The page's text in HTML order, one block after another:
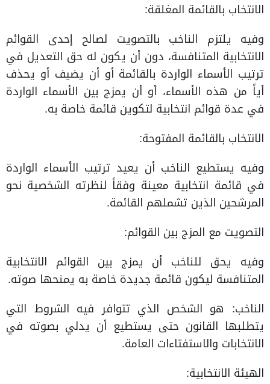
الانتخاب بالقائمة المغلقة:
وفيه يلتزم الناخب بالتصويت لصالح إحدى القوائم
الانتخابية المتنافسة، دون أن يكون له حق التعديل في
ترتيب الأسماء الواردة بالقائمة أو أن يضيف أو يحذف
أياً من هذه الأسماء، أو أن يمزج بين الأسماء الواردة
في عدة قوائم انتخابية لتكوين قائمة خاصة به.
الانتخاب بالقائمة المفتوحة:
وفيه يستطيع الناخب أن يعيد ترتيب الأسماء الواردة
في قائمة انتخابية معينة وفقاً لنظرته الشخصية نحو
المرشحين الذين تشملهم القائمة.
التصويت مع المزج بين القوائم:
وفيه يحق للناخب أن يمزج بين القوائم الانتخابية
المتنافسة ليكون قائمة جديدة خاصة به يمنحها صوته.
الناخب: هو الشخص الذي تتوافر فيه الشروط التي
يتطلبها القانون حتى يستطيع أن يدلي بصوته في
الانتخابات والاستفتاءات العامة.
الهيئة الانتخابية: